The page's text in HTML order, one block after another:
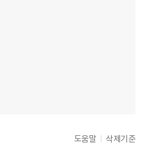
도움말 삭제기준